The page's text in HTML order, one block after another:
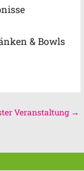
& Bowls
Veranstaltung →